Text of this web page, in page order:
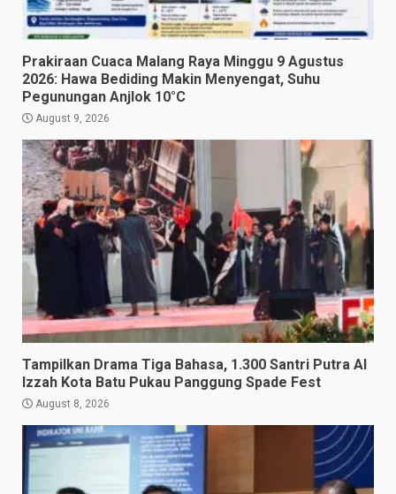
Prakiraan Cuaca Malang Raya Minggu 9 Agustus
2026: Hawa Bediding Makin Menyengat, Suhu
Pegunungan Anjlok 10°C
August 9, 2026
Tampilkan Drama Tiga Bahasa, 1.300 Santri Putra Al
Izzah Kota Batu Pukau Panggung Spade Fest
August 8, 2026